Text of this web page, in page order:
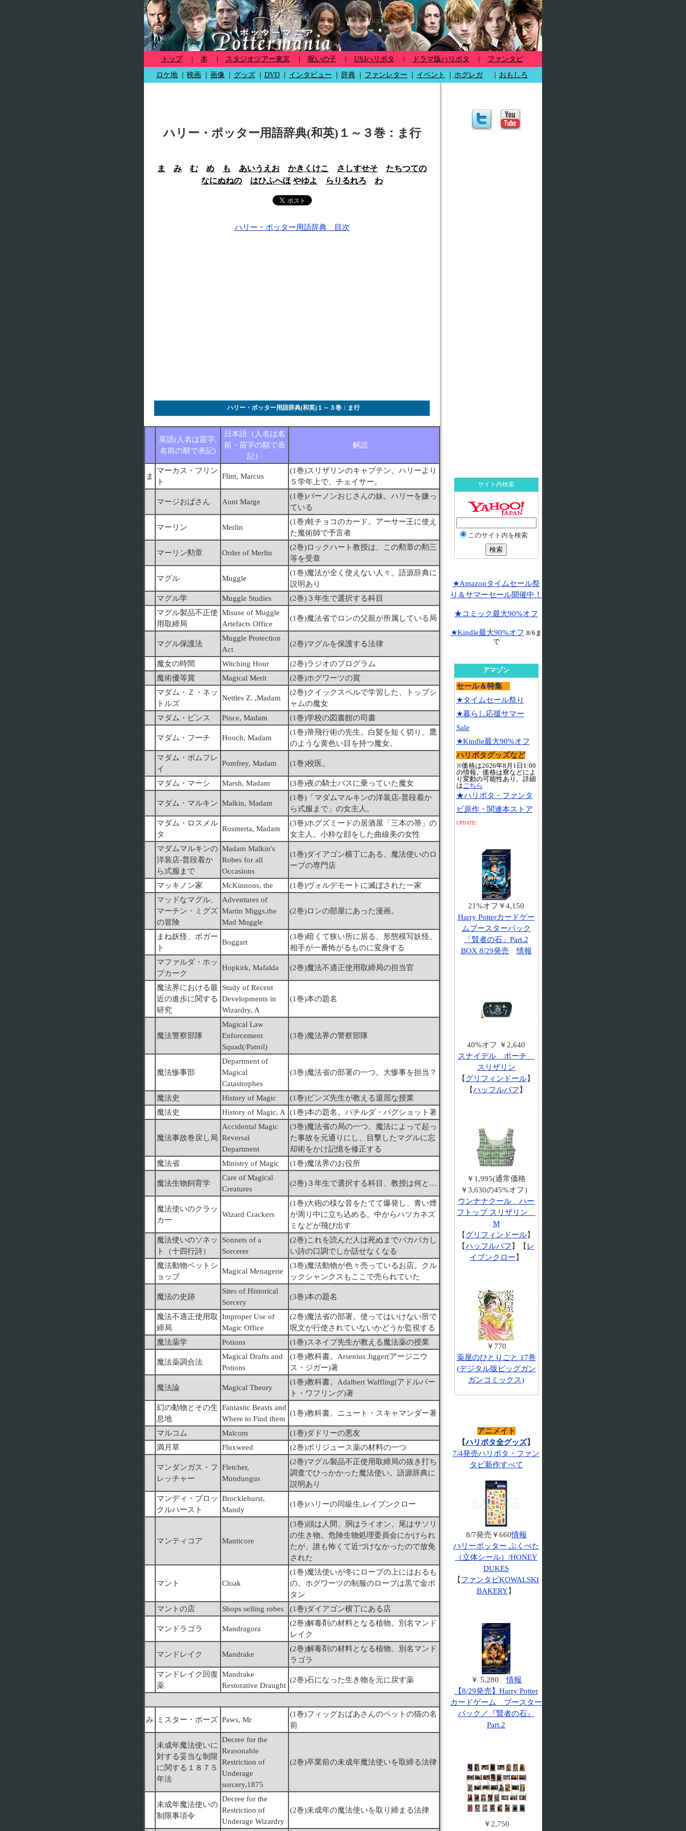
トップ 本 スタジオツアー東京 呪いの子 USJハリポタ ドラマ版ハリポタ ファンタビ
ロケ地 映画 画像 グッズ DVD インタビュー 辞典 ファンレター イベント ホグレガ おもしろ
ハリー・ポッター用語辞典(和英)１～３巻：ま行
ま み む め も あいう え お かき く けこ さ しすせそ たちつての
なにぬねの はひふへほ やゆよ ら り るれろ わ
ハリー・ポッター用語辞典 目次
ハリー・ポッター用語辞典(和英)１～３巻：ま行
英語(人名は苗字,
名前の順で表記)
日本語（人名は名
前・苗字の順で表
記）
解説
ま
マーカス・フリン
ト
Flint, Marcus
(1巻)スリザリンのキャプテン。ハリーより
５学年上で、チェイサー。
マージおばさん Aunt Marge
(1巻)バーノンおじさんの妹。ハリーを嫌っ
ている
マーリン Merlin
(1巻)蛙チョコのカード。アーサー王に使え
た魔術師で予言者
マーリン勲章 Order of Merlin
(2巻)ロックハート教授は、この勲章の勲三
等を受章
マグル Muggle
(1巻)魔法が全く使えない人々。語源辞典に
説明あり
マグル学
Muggle Studies
(2巻)３年生で選択する科目
マグル製品不正使
用取締局
Misuse of Muggle
Artefacts Office
(1巻)魔法省でロンの父親が所属している局
マグル保護法
Muggle Protection
Act
(2巻)マグルを保護する法律
魔女の時間 Witching Hour
(2巻)ラジオのプログラム
魔術優等賞
Magical Merit
(2巻)ホグワーツの賞
マダム・Ｚ・ネッ
トルズ
Nettles Z. ,Madam
(2巻)クイックスペルで学習した、トップシ
ャムの魔女
マダム・ピンス
Pince, Madam (1巻)学校の図書館の司書
マダム・フーチ Hooch, Madam
(1巻)箒飛行術の先生。白髪を短く切り、鷹
のような黄色い目を持つ魔女。
マダム・ポムフレ
イ
Pomfrey, Madam (1巻)校医。
マダム・マーシ Marsh, Madam (3巻)夜の騎士バスに乗っていた魔女
マダム・マルキン Malkin, Madam
(1巻)「マダムマルキンの洋装店-普段着か
ら式服まで」の女主人。
マダム・ロスメル
タ
Rosmerta, Madam
(3巻)ホグズミードの居酒屋「三本の箒」の
女主人。小粋な顔をした曲線美の女性
マダムマルキンの
洋装店-普段着か
ら式服まで
Madam Malkin's
Robes for all
Occasions
(1巻)ダイアゴン横丁にある、魔法使いのロ
ーブの専門店
マッキノン家 McKinnons, the
(1巻)ヴォルデモートに滅ぼされた一家
マッドなマグル、
マーチン・ミグズ
の冒険
Adventures of
Martin Miggs,the
Mad Muggle
(2巻)ロンの部屋にあった漫画。
まね妖怪、ボガー
ト
Boggart
(3巻)暗くて狭い所に居る、形態模写妖怪。
相手が一番怖がるものに変身する
マファルダ・ホッ
プカーク
Hopkirk, Mafalda (2巻)魔法不適正使用取締局の担当官
魔法界における最
近の進歩に関する
研究
Study of Recent
Developments in
Wizardry, A
(1巻)本の題名
魔法警察部隊
Magical Law
Enforcement
Squad(/Patrol)
(3巻)魔法界の警察部隊
魔法惨事部
Department of
Magical
Catastrophes
(3巻)魔法省の部署の一つ。大惨事を担当？
魔法史 History of Magic
(1巻)ビンズ先生が教える退屈な授業
魔法史
History of Magic, A (1巻)本の題名。バチルダ・バグショット著
魔法事故巻戻し局
Accidental Magic
Reversal
Department
(3巻)魔法省の局の一つ。魔法によって起っ
た事故を元通りにし、目撃したマグルに忘
却術をかけ記憶を修正する
魔法省
Ministry of Magic (1巻)魔法界のお役所
魔法生物飼育学
Care of Magical
Creatures
(2巻)３年生で選択する科目、教授は何と…
魔法使いのクラッ
カー
Wizard Crackers
(1巻)大砲の様な音をたてて爆発し、青い煙
が周り中に立ち込める。中からハツカネズ
ミなどが飛び出す
魔法使いのソネッ
ト（十四行詩）
Sonnets of a
Sorcerer
(2巻)これを読んだ人は死ぬまでバカバカし
い詩の口調でしか話せなくなる
魔法動物ペットシ
ョップ
Magical Menagerie
(3巻)魔法動物が色々売っているお店。クル
ックシャンクスもここで売られていた
魔法の史跡
Sites of Historical
Sorcery
(3巻)本の題名
魔法不適正使用取
締局
Improper Use of
Magic Office
(2巻)魔法省の部署。使ってはいけない所で
呪文が行使されていないかどうか監視する
魔法薬学
Potions (1巻)スネイプ先生が教える魔法薬の授業
魔法薬調合法
Magical Drafts and
Potions
(1巻)教科書。Arsenius Jigger(アージニウ
ス・ジガー)著
魔法論 Magical Theory
(1巻)教科書。Adalbert Waffling(アドルバー
ト・ワフリング)著
幻の動物とその生
息地
Fantastic Beasts and
Where to Find them
(1巻)教科書。ニュート・スキャマンダー著
マルコム Malcom
(1巻)ダドリーの悪友
満月草
Fluxweed (2巻)ポリジュース薬の材料の一つ
マンダンガス・フ
レッチャー
Fletcher,
Mundungus
(2巻)マグル製品不正使用取締局の抜き打ち
調査でひっかかった魔法使い。語源辞典に
説明あり
マンディ・ブロッ
クルハースト
Brocklehurst,
Mandy
(1巻)ハリーの同級生,レイブンクロー
マンティコア Manticore
(3巻)頭は人間、胴はライオン、尾はサソリ
の生き物。危険生物処理委員会にかけられ
たが、誰も怖くて近づけなかったので放免
された
マント Cloak
(1巻)魔法使いが冬にローブの上にはおるも
の。ホグワーツの制服のローブは黒で金ボ
タン
マントの店
Shops selling robes (1巻)ダイアゴン横丁にある店
マンドラゴラ Mandragora
(2巻)解毒剤の材料となる植物。別名マンド
レイク
マンドレイク Mandrake
(2巻)解毒剤の材料となる植物。別名マンド
ラゴラ
マンドレイク回復
薬
Mandrake
Restorative Draught
(2巻)石になった生き物を元に戻す薬
み ミスター・ポーズ Paws, Mr
(1巻)フィッグおばあさんのペットの猫の名
前
未成年魔法使いに
対する妥当な制限
に関する１８７５
年法
Decree for the
Reasonable
Restriction of
Underage
sorcery,1875
(2巻)卒業前の未成年魔法使いを取締る法律
未成年魔法使いの
制限事項令
Decree for the
Restriction of
Underage Wizardry
(2巻)未成年の魔法使いを取り締まる法律
サイト内検索
このサイト内を検索
★Amazonタイムセール祭
り＆サマーセール開催中！
★コミック最大90%オフ
★Kindle最大90%オフ 8/6ま
で
アマゾン
セール＆特集
★タイムセール祭り
★暮らし応援サマー
Sale
★Kindle最大90%オフ
ハリポタグッズなど
※価格は2026年8月1日1:00
の情報。価格は寮などによ
り変動の可能性あり。詳細
はこちら
★ハリポタ・ファンタ
ビ原作・関連本ストア
UPDATE!
21%オフ￥4,150
Harry Potterカードゲー
ムブースターパック
「賢者の石」Part.2
BOX 8/29発売
情報
40%オフ ￥2,640
スナイデル ポーチ
スリザリン
【 グリフィンドール】
【ハッフルパフ 】
￥1,995(通常価格
￥3,630の45%オフ）
ウンナナクール ハー
フトップ スリザリン
M
【 グリフィンドール】
【ハッフルパフ 】【 レ
イブンクロー 】
￥770
薬屋のひとりごと 17巻
(デジタル版ビッグガン
ガンコミックス)
アニメイト
【ハリポタ全グッズ】
7/4発売ハリポタ・ファン
タビ新作すべて
8/7発売￥660情報
ハリーポッター ぷくぺた
（立体シール）/HONEY
DUKES
【 ファンタビKOWALSKI
BAKERY】
￥ 5,280情報
【8/29発売】Harry Potter
カードゲーム ブースター
パック／『賢者の石』
Part.2
￥2,750